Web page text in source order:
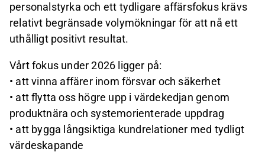
personalstyrka och ett tydligare affärsfokus krävs
relativt begränsade volymökningar för att nå ett
uthålligt positivt resultat.
Vårt fokus under 2026 ligger på:
• att vinna affärer inom försvar och säkerhet
• att flytta oss högre upp i värdekedjan genom
produktnära och systemorienterade uppdrag
• att bygga långsiktiga kundrelationer med tydligt
värdeskapande